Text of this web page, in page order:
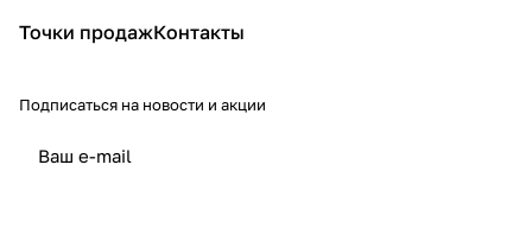
Точки продажКонтакты
Подписаться на новости и акции